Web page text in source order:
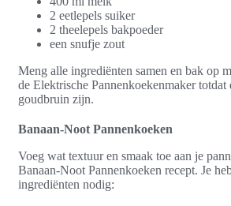
2 eetlepels suiker
2 theelepels bakpoeder
een snufje zout
Meng alle ingrediënten samen en bak op
de Elektrische Pannenkoekenmaker totdat
goudbruin zijn.
Banaan-Noot Pannenkoeken
Voeg wat textuur en smaak toe aan je
Banaan-Noot Pannenkoeken recept. Je
ingrediënten nodig: